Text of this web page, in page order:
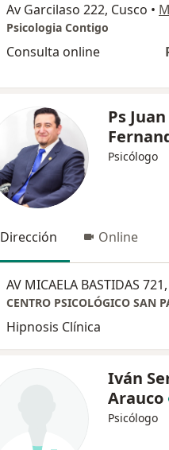
Av Garcilaso 222, Cusco •
Psicologia Contigo
Consulta online
Ps
Psicólogo
Dirección Online
AV MICAELA BASTIDAS
CENTRO PSICOLÓGICO SAN
Hipnosis Clínica
Iván
Arauco
Psicólogo